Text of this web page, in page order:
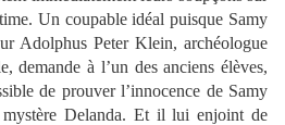
Un coupable idéal puisque Samy
Adolphus Peter Klein, archéologue
demande à l’un des anciens élèves,
de prouver l’innocence de Samy
Delanda. Et il lui enjoint de